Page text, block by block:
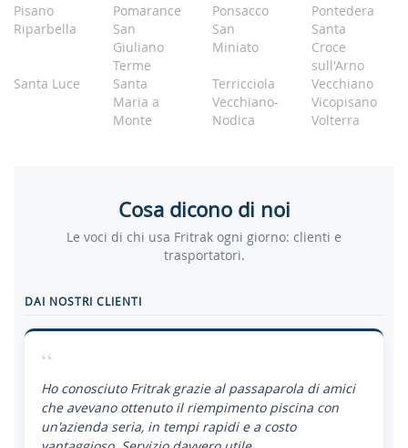
Pisano
Pomarance
Ponsacco
Pontedera
Riparbella
San
Giuliano
Terme
San
Miniato
Santa
Croce
sull'Arno
Santa Luce
Santa
Maria a
Monte
Terricciola
Vecchiano
Vecchiano-
Nodica
Vicopisano
Volterra
Cosa dicono di noi
Le voci di chi usa Fritrak ogni giorno: clienti e
trasportatori.
DAI NOSTRI CLIENTI
“
Ho conosciuto Fritrak grazie al passaparola di amici
che avevano ottenuto il riempimento piscina con
un'azienda seria, in tempi rapidi e a costo